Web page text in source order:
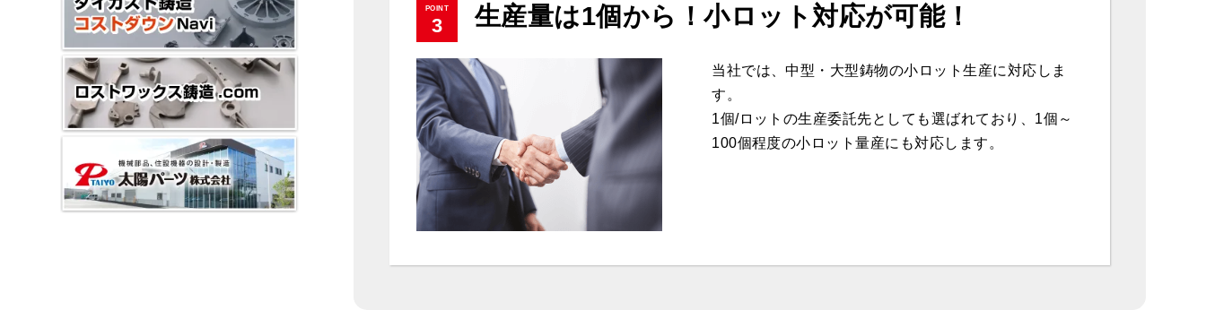
POINT
3 生産量は1個から！小ロット対応が可能！
当社では、中型・大型鋳物の小ロット生産に対応しま
す。
1個/ロットの生産委託先としても選ばれており、1個～
100個程度の小ロット量産にも対応します。